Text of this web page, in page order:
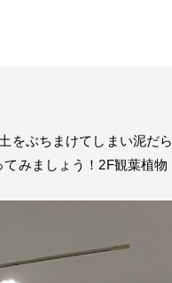
をぶちまけてしまい泥だら
みましょう！2F観葉植物